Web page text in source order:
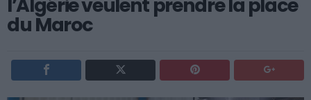
l’Algérie veulent prendre la place
du Maroc